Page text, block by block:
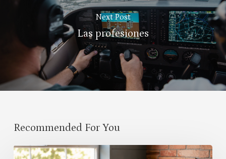
Next Post
Las profesiones
Recommended For You
Classroom